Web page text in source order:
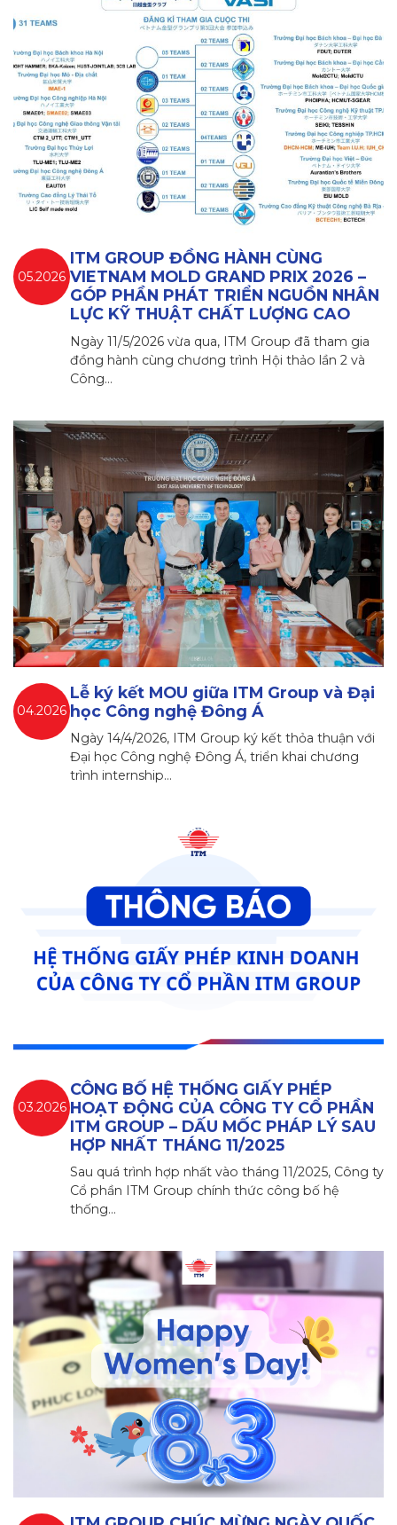
05.2026
ITM GROUP ĐỒNG HÀNH CÙNG
VIETNAM MOLD GRAND PRIX 2026 –
GÓP PHẦN PHÁT TRIỂN NGUỒN NHÂN
LỰC KỸ THUẬT CHẤT LƯỢNG CAO
Ngày 11/5/2026 vừa qua, ITM Group đã tham gia
đồng hành cùng chương trình Hội thảo lần 2 và
Công…
04.2026
Lễ ký kết MOU giữa ITM Group và Đại
học Công nghệ Đông Á
Ngày 14/4/2026, ITM Group ký kết thỏa thuận với
Đại học Công nghệ Đông Á, triển khai chương
trình internship…
03.2026
CÔNG BỐ HỆ THỐNG GIẤY PHÉP
HOẠT ĐỘNG CỦA CÔNG TY CỔ PHẦN
ITM GROUP – DẤU MỐC PHÁP LÝ SAU
HỢP NHẤT THÁNG 11/2025
Sau quá trình hợp nhất vào tháng 11/2025, Công ty
Cổ phần ITM Group chính thức công bố hệ
thống…